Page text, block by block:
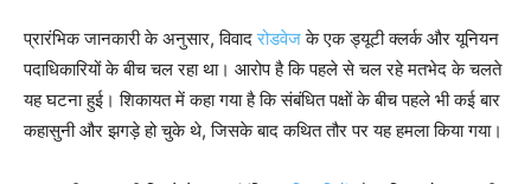
प्रारंभिक जानकारी के अनुसार, विवादरोडवेजके एक ड्यूटी क्लर्क और यूनियन
पदाधिकारियों के बीच चल रहा था। आरोप है कि पहले से चल रहे मतभेद के चलते
यह घटना हुई। शिकायत में कहा गया है कि संबंधित पक्षों के बीच पहले भी कई बार
कहासुनी और झगड़े हो चुके थे, जिसके बाद कथित तौर पर यह हमला किया गया।